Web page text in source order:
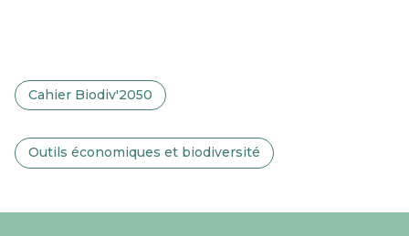
Cahier Biodiv'2050
Outils économiques et biodiversité